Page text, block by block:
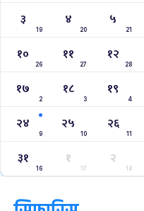
३
19
४
20
५
21
१०
26
११
27
१२
28
१७
2
१८
3
१९
4
२४
9
२५
10
२६
11
३१
16
१
17
२
18